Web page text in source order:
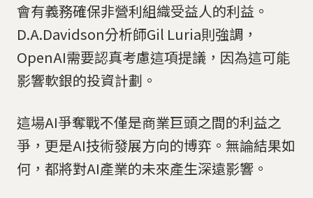
會有義務確保非營利組織受益人的利益。
D.A.Davidson分析師Gil Luria則強調，
OpenAI需要認真考慮這項提議，因為這可能
影響軟銀的投資計劃。
這場AI爭奪戰不僅是商業巨頭之間的利益之
爭，更是AI技術發展方向的博弈。無論結果如
何，都將對AI產業的未來產生深遠影響。